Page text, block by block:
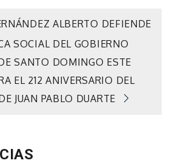
ALBERTO DEFIENDE
SOCIAL DEL GOBIERNO
SANTO DOMINGO ESTE
EL 212 ANIVERSARIO DEL
JUAN PABLO DUARTE